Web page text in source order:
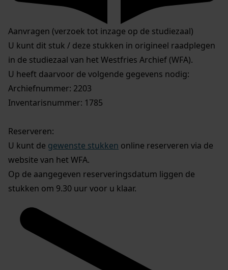
Aanvragen (verzoek tot inzage op de studiezaal)
U kunt dit stuk / deze stukken in origineel raadplegen
in de studiezaal van het Westfries Archief (WFA).
U heeft daarvoor de volgende gegevens nodig:
Archiefnummer: 2203
Inventarisnummer: 1785
Reserveren:
U kunt de gewenste stukken online reserveren via de
website van het WFA.
Op de aangegeven reserveringsdatum liggen de
stukken om 9.30 uur voor u klaar.